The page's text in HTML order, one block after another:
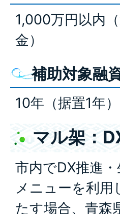
1,000万円以内
金）
補助対象融
10年（据置1年
マル架：
市内でDX推進
メニューを利用
たす場合、青森